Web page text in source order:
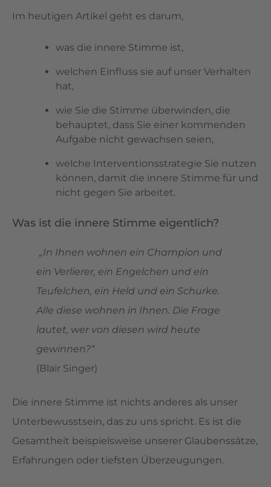
Im heutigen Artikel geht es darum,
was die innere Stimme ist,
welchen Einfluss sie auf unser Verhalten
hat,
wie Sie die Stimme überwinden, die
behauptet, dass Sie einer kommenden
Aufgabe nicht gewachsen seien,
welche Interventionsstrategie Sie nutzen
können, damit die innere Stimme für und
nicht gegen Sie arbeitet.
Was ist die innere Stimme eigentlich?
„In Ihnen wohnen ein Champion und
ein Verlierer, ein Engelchen und ein
Teufelchen, ein Held und ein Schurke.
Alle diese wohnen in Ihnen. Die Frage
lautet, wer von diesen wird heute
gewinnen?“
(Blair Singer)
Die innere Stimme ist nichts anderes als unser
Unterbewusstsein, das zu uns spricht. Es ist die
Gesamtheit beispielsweise unserer Glaubenssätze,
Erfahrungen oder tiefsten Überzeugungen.